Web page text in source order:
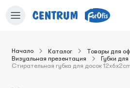
в корзину
Начало Каталог
Товары для
Визуальная презентация
Губки
Стирательная губка для досок